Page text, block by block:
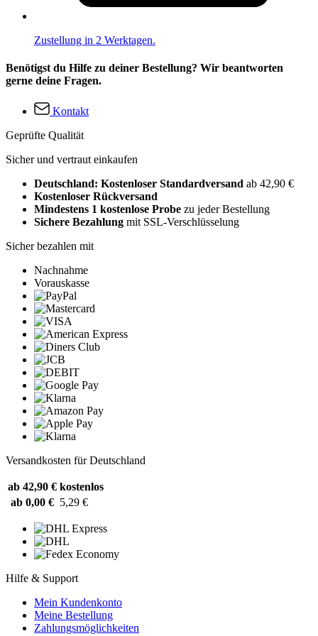
Zustellung in 2 Werktagen.
Benötigst du Hilfe zu deiner Bestellung? Wir beantworten
gerne deine Fragen.
Kontakt
Geprüfte Qualität
Sicher und vertraut einkaufen
Deutschland: Kostenloser Standardversand ab 42,90 €
Kostenloser Rückversand
Mindestens 1 kostenlose Probe zu jeder Bestellung
Sichere Bezahlung mit SSL-Verschlüsselung
Sicher bezahlen mit
Nachnahme
Vorauskasse
Versandkosten für Deutschland
ab 42,90 € kostenlos
ab 0,00 € 5,29 €
Hilfe & Support
Mein Kundenkonto
Meine Bestellung
Zahlungsmöglichkeiten